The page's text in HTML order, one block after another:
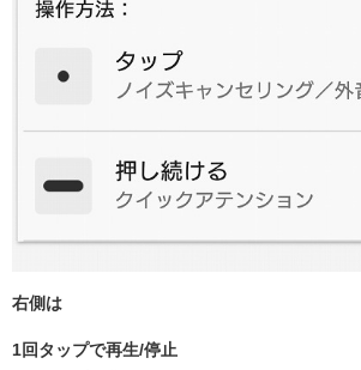
右側は
1回タップで再生/停止